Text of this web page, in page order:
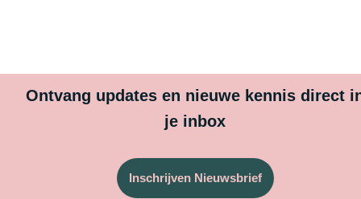
Ontvang updates en nieuwe kennis direct
je inbox
Inschrijven Nieuwsbrief